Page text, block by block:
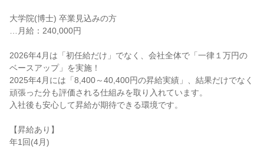
大学院(博士) 卒業見込みの方
…月給：240,000円
2026年4月は「初任給だけ」でなく、会社全体で「一律１万円の
ベースアップ」を実施！
2025年4月には「8,400～40,400円の昇給実績」、結果だけでなく
頑張った分も評価される仕組みを取り入れています。
入社後も安心して昇給が期待できる環境です。
【昇給あり】
年1回(4月)